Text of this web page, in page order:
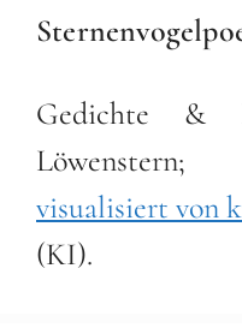
Gedichte &
visualisiert von
(KI).